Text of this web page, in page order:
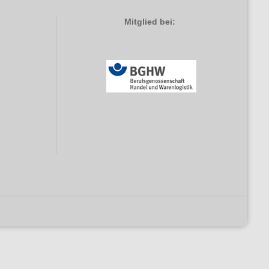
Mitglied bei: